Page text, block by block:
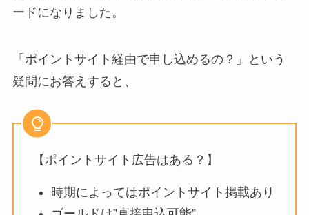
ードになりました。
「ポイントサイト経由で申し込めるの？」という
疑問にお答えすると、
【ポイントサイト広告はある？】
時期によってはポイントサイト掲載あり